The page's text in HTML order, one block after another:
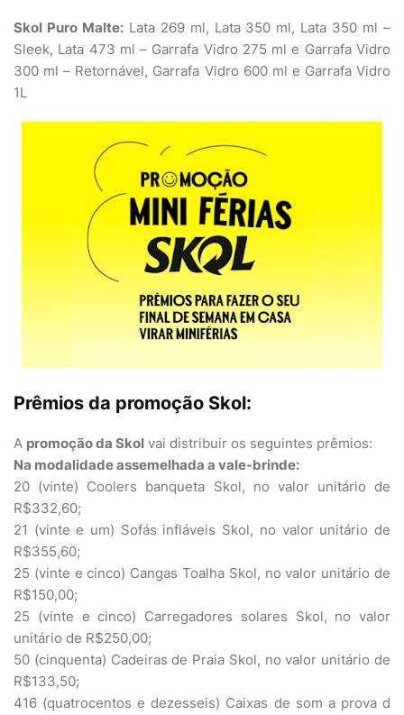
Skol Puro Malte:Lata 269 ml, Lata 350 ml, Lata 350 ml –
Sleek, Lata 473 ml – Garrafa Vidro 275 ml e Garrafa Vidro
300 ml – Retornável, Garrafa Vidro 600 ml e Garrafa Vidro
1L
Prêmios da promoção Skol:
A promoção da Skol vai distribuir os seguintes prêmios:
Na modalidade assemelhada a vale-brinde:
20 (vinte) Coolers banqueta Skol, no valor unitário de
R$332,60;
21 (vinte e um) Sofás infláveis Skol, no valor unitário de
R$355,60;
25 (vinte e cinco) Cangas Toalha Skol, no valor unitário de
R$150,00;
25 (vinte e cinco) Carregadores solares Skol, no valor
unitário de R$250,00;
50 (cinquenta) Cadeiras de Praia Skol, no valor unitário de
R$133,50;
416 (quatrocentos e dezesseis) Caixas de som a prova d